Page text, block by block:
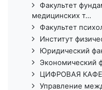
Факультет
медицинских т...
Факультет
Институт
Юридический
Экономический
ЦИФРОВАЯ
Управление